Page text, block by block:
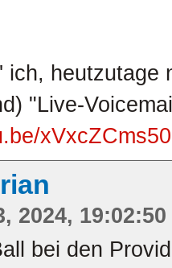
ich, heutzutage
"Live-
2024, 19:02:50
bei den